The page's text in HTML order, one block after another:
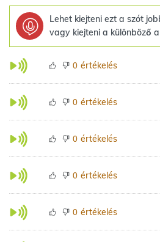
Lehet kiejteni ezt a szót
vagy kiejteni a különböző
0 értékelés
0 értékelés
0 értékelés
0 értékelés
0 értékelés